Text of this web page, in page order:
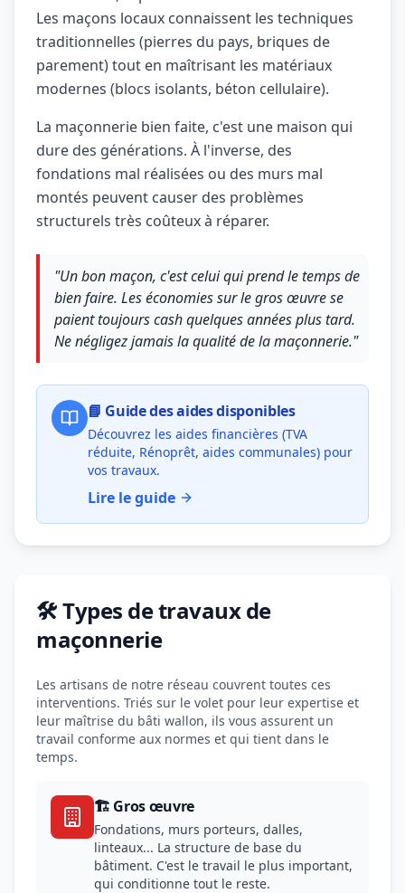
Les maçons locaux connaissent les techniques
traditionnelles (pierres du pays, briques de
parement) tout en maîtrisant les matériaux
modernes (blocs isolants, béton cellulaire).
La maçonnerie bien faite, c'est une maison qui
dure des générations. À l'inverse, des
fondations mal réalisées ou des murs mal
montés peuvent causer des problèmes
structurels très coûteux à réparer.
"Un bon maçon, c'est celui qui prend le temps de
bien faire. Les économies sur le gros œuvre se
paient toujours cash quelques années plus tard.
Ne négligez jamais la qualité de la maçonnerie."
📘 Guide des aides disponibles
Découvrez les aides financières (TVA
réduite, Rénoprêt, aides communales) pour
vos travaux.
Lire le guide
🛠️ Types de travaux de
maçonnerie
Les artisans de notre réseau couvrent toutes ces
interventions. Triés sur le volet pour leur expertise et
leur maîtrise du bâti wallon, ils vous assurent un
travail conforme aux normes et qui tient dans le
temps.
🏗️ Gros œuvre
Fondations, murs porteurs, dalles,
linteaux... La structure de base du
bâtiment. C'est le travail le plus important,
qui conditionne tout le reste.